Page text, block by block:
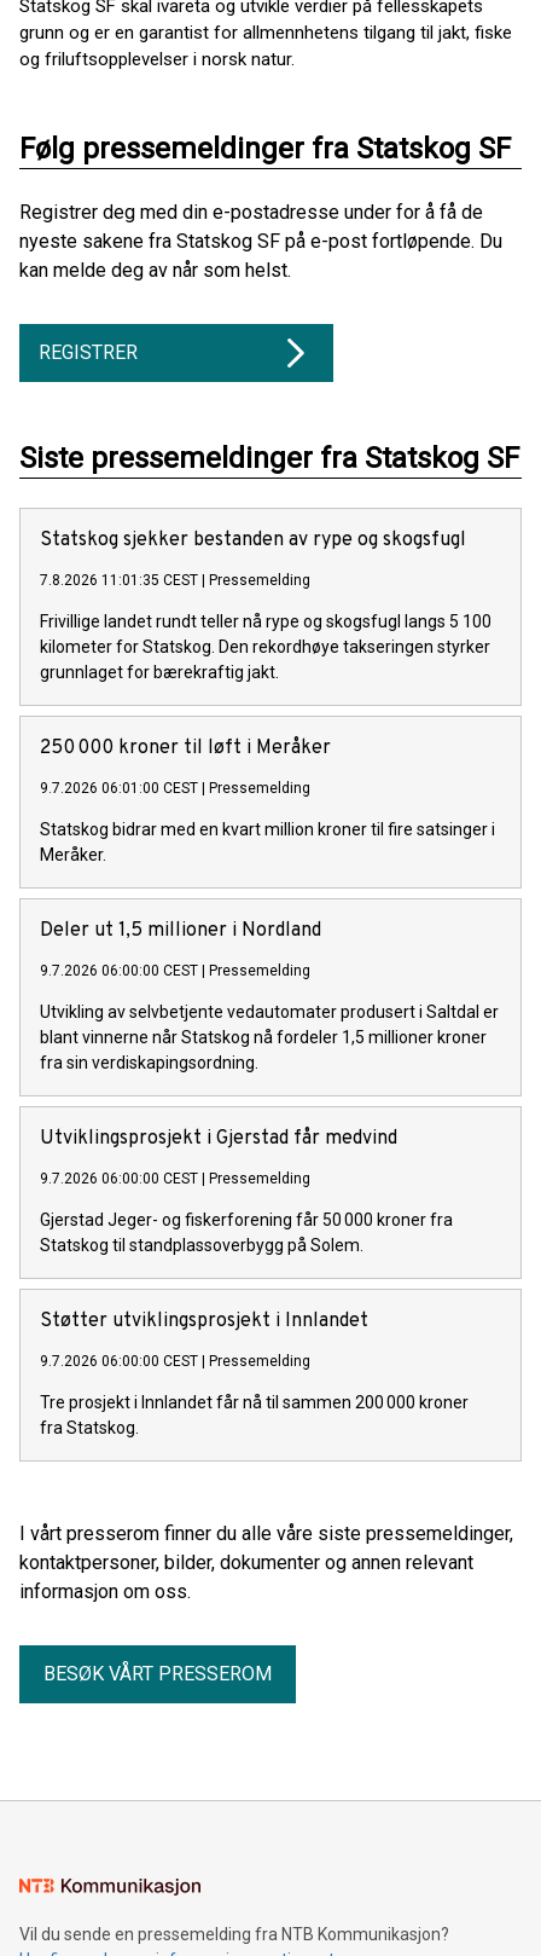
Statskog SF skal ivareta og utvikle verdier på fellesskapets
grunn og er en garantist for allmennhetens tilgang til jakt, fiske
og friluftsopplevelser i norsk natur.
Følg pressemeldinger fra Statskog SF
Registrer deg med din e-postadresse under for å få de
nyeste sakene fra Statskog SF på e-post fortløpende. Du
kan melde deg av når som helst.
REGISTRER
Siste pressemeldinger fra Statskog SF
Statskog sjekker bestanden av rype og skogsfugl
7.8.2026 11:01:35 CEST Pressemelding
Frivillige landet rundt teller nå rype og skogsfugl langs 5 100
kilometer for Statskog. Den rekordhøye takseringen styrker
grunnlaget for bærekraftig jakt.
250 000 kroner til løft i Meråker
9.7.2026 06:01:00 CEST Pressemelding
Statskog bidrar med en kvart million kroner til fire satsinger i
Meråker.
Deler ut 1,5 millioner i Nordland
9.7.2026 06:00:00 CEST Pressemelding
Utvikling av selvbetjente vedautomater produsert i Saltdal er
blant vinnerne når Statskog nå fordeler 1,5 millioner kroner
fra sin verdiskapingsordning.
Utviklingsprosjekt i Gjerstad får medvind
9.7.2026 06:00:00 CEST Pressemelding
Gjerstad Jeger- og fiskerforening får 50 000 kroner fra
Statskog til standplassoverbygg på Solem.
Støtter utviklingsprosjekt i Innlandet
9.7.2026 06:00:00 CEST Pressemelding
Tre prosjekt i Innlandet får nå til sammen 200 000 kroner
fra Statskog.
I vårt presserom finner du alle våre siste pressemeldinger,
kontaktpersoner, bilder, dokumenter og annen relevant
informasjon om oss.
BESØK VÅRT PRESSEROM
Vil du sende en pressemelding fra NTB Kommunikasjon?